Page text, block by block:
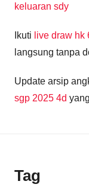
keluaran sdy
Ikuti live draw hk
langsung tanpa
Update arsip
sgp 2025 4d
Tag